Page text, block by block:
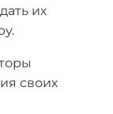
их
своих